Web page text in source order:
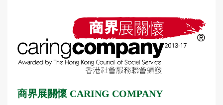
商界展關懷 CARING COMPANY